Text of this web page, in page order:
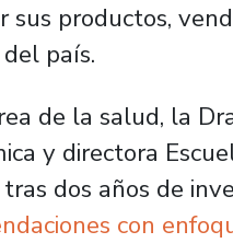
sus productos,
país.
de la salud, la
y directora
dos años de
con